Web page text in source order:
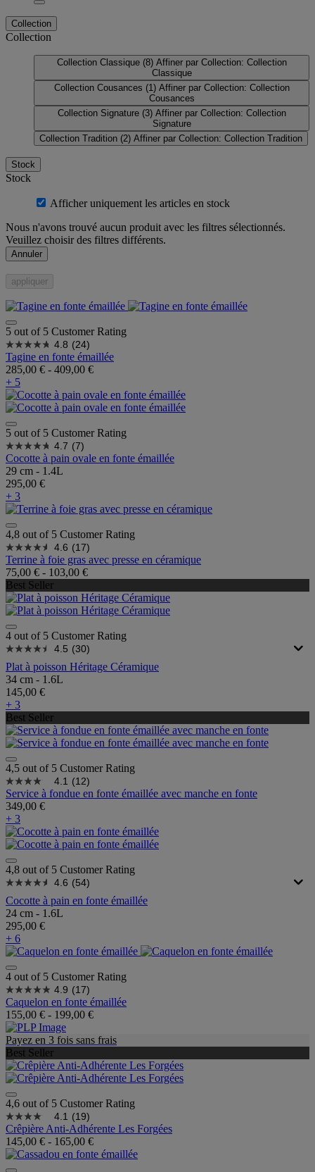
Collection
Collection
Collection Classique (8) Affiner par Collection: Collection
Classique
Collection Cousances (1) Affiner par Collection: Collection
Cousances
Collection Signature (3) Affiner par Collection: Collection
Signature
Collection Tradition (2) Affiner par Collection: Collection Tradition
Stock
Stock
Afficher uniquement les articles en stock
Nous n'avons trouvé aucun produit avec les filtres sélectionnés.
Veuillez choisir des filtres différents.
Annuler
appliquer
5 out of 5 Customer Rating
4.8 (24)
Tagine en fonte émaillée
285,00 € - 409,00 €
+ 5
5 out of 5 Customer Rating
4.7 (7)
Cocotte à pain ovale en fonte émaillée
29 cm - 1.4L
295,00 €
+ 3
4,8 out of 5 Customer Rating
4.6 (17)
Terrine à foie gras avec presse en céramique
75,00 € - 103,00 €
Best Seller
4 out of 5 Customer Rating
4.5 (30)
Plat à poisson Héritage Céramique
34 cm - 1.6L
145,00 €
+ 3
Best Seller
4,5 out of 5 Customer Rating
4.1 (12)
Service à fondue en fonte émaillée avec manche en fonte
349,00 €
+ 3
4,8 out of 5 Customer Rating
4.6 (54)
Cocotte à pain en fonte émaillée
24 cm - 1.6L
295,00 €
+ 6
4 out of 5 Customer Rating
4.9 (17)
Caquelon en fonte émaillée
155,00 € - 199,00 €
Payez en 3 fois sans frais
Best Seller
4,6 out of 5 Customer Rating
4.1 (19)
Crêpière Anti-Adhérente Les Forgées
145,00 € - 165,00 €